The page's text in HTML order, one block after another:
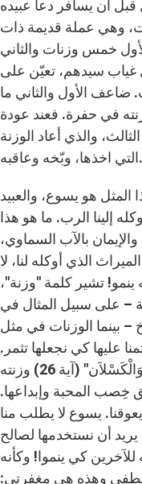
عن رجل قبل أن يسافر دعا عبيده
وهي عملة قديمة ذات
خمس وزنات والثاني
غياب سيدهم، تعيّن على
ضاعف الأول والثاني ما
في حفرة. فعند عودة
والذي أعاد الوزنة
التي اخذها، وبّخه وعاقبه.
هو يسوع، والعبيد
إلينا الرب. ما هو هذا
والإيمان بالآب السماوي،
الذي أوكله لنا، لا
تشير كلمة "وزنة"،
– على سبيل المثال في
– بينما الوزنات في مثل
عليها كي نجعلها تثمر.
والحفرة التي دفن فيها العبد "الشِّرِّير وَالْكَسْلاَن" (آية 26) وزنته
خِصب المحبة وإبداعها.
يسوع لا يطلب منا
أن نستخدمها لصالح
كي ينموا! وكأنه
عطفي وهذه هي مغفرتي: